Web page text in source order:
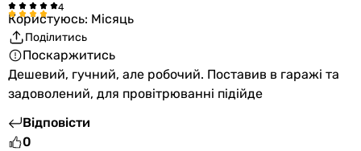
Користуюсь: Місяць
Поділитись
Поскаржитись
Дешевий, гучний, але робочий. Поставив в гаражі та
задоволений, для провітрюванні підійде
Відповісти
0